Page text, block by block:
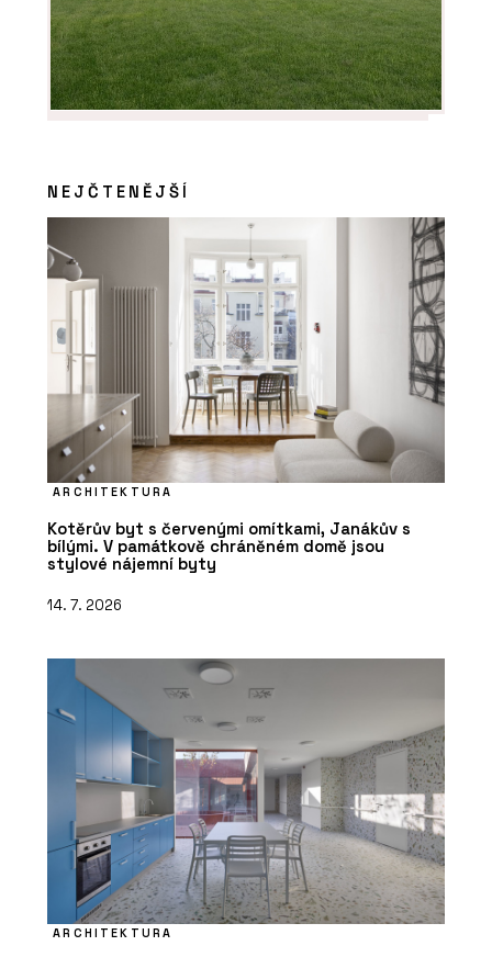
NEJČTENĚJŠÍ
ARCHITEKTURA
Kotěrův byt s červenými omítkami, Janákův s
bílými. V památkově chráněném domě jsou
stylové nájemní byty
14. 7. 2026
ARCHITEKTURA